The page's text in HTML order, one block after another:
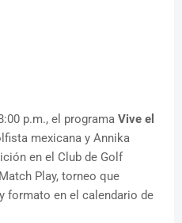
p.m., el programa Vive el
mexicana y Annika
en el Club de Golf
Play, torneo que
formato en el calendario de